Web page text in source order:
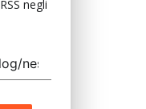
negli